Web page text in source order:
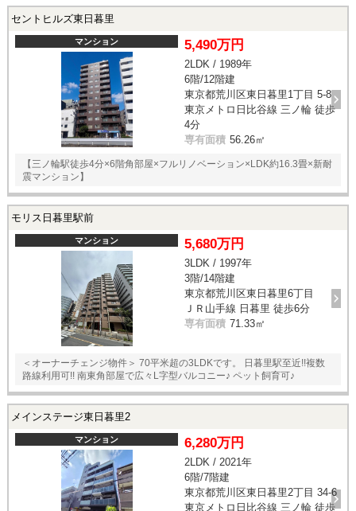
セントヒルズ東日暮里
マンション 5,490万円
2LDK / 1989年
6階/12階建
東京都荒川区東日暮里1丁目 5-8
東京メトロ日比谷線 三ノ輪 徒歩
4分
専有面積 56.26㎡
【三ノ輪駅徒歩4分×6階角部屋×フルリノベーション×LDK約16.3畳×新耐
震マンション】
モリス日暮里駅前
マンション 5,680万円
3LDK / 1997年
3階/14階建
東京都荒川区東日暮里6丁目
ＪＲ山手線 日暮里 徒歩6分
専有面積 71.33㎡
＜オーナーチェンジ物件＞ 70平米超の3LDKです。 日暮里駅至近!!複数
路線利用可!! 南東角部屋で広々L字型バルコニー♪ ペット飼育可♪
メインステージ東日暮里2
マンション 6,280万円
2LDK / 2021年
6階/7階建
東京都荒川区東日暮里2丁目 34-6
東京メトロ日比谷線 三ノ輪 徒歩